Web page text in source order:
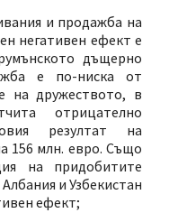
и продажба на
негативен ефект е
дъщерно
е по-ниска от
на дружеството, в
отрицателно
резултат на
156 млн. евро. Също
на придобитите
и Узбекистан
ефект;